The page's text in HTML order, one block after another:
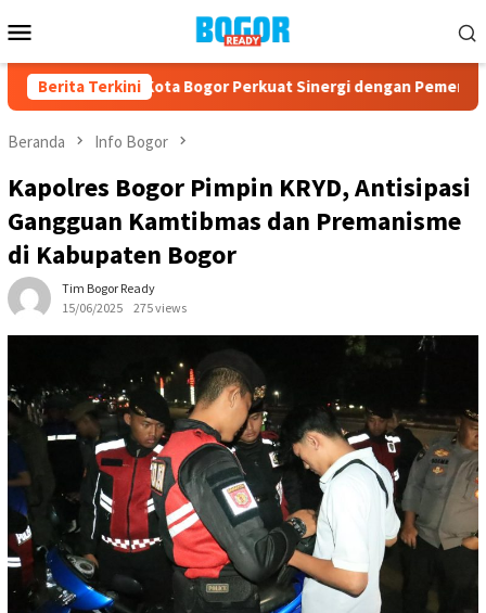
ke
Mobile
Berita Terkini
23, PPAD Kota Bogor Perkuat Sinergi dengan Pemerintah dan
Beranda Info Bogor
Kapolres Bogor Pimpin KRYD, Antisipasi
Gangguan Kamtibmas dan Premanisme
di Kabupaten Bogor
Tim Bogor Ready
15/06/2025
275 views